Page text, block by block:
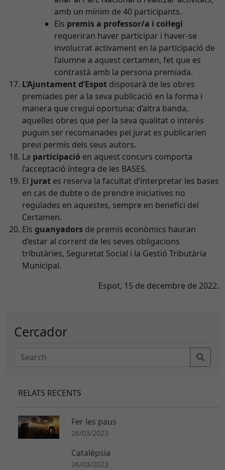
amb un mínim de 40 participants.
Els premis a professor/a i col·legi
requeriran haver participar i haver-se
involucrat activament en la participació de
l’alumne a aquest certamen, fet que es
contrastà amb la persona premiada.
L’Ajuntament d’Espot disposarà de les obres
premiades per a la seva publicació en la forma i
manera que cregui oportuna; d’altra banda,
aquelles obres que per la seva qualitat o interès
puguin ser recomanades pel jurat es publicarien
previ permís dels seus autors.
La participació en aquest concurs comporta
l’acceptació íntegra de les BASES.
El jurat es reserva la facultat d’interpretar les bases
en cas de dubte o de prendre iniciatives no
regulades en aquestes, sempre en benefici del
Certamen.
Els guanyadors de premis econòmics hauran
d’estar al corrent de les seves obligacions
tributàries, Seguretat Social i la Gestió Tributària
Municipal.
Espot, 15 de decembre de 2022.
Cercador
RELATS RECENTS
Fer les paus
26/03/2023
Catalèpsia
26/03/2023